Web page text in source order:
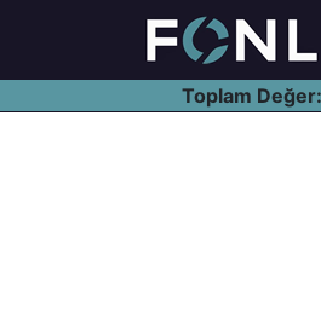
Toplam Değer: